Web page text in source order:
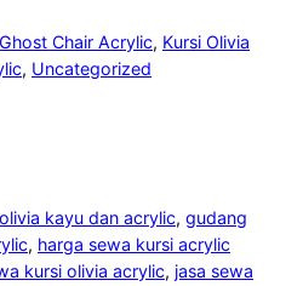
Chair Acrylic, Kursi Olivia
, Uncategorized
kayu dan acrylic, gudang
, harga sewa kursi acrylic
kursi olivia acrylic, jasa sewa